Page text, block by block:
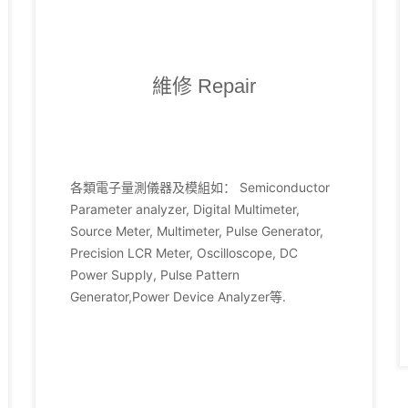
維修 Repair
各類電子量測儀器及模組如： Semiconductor
Parameter analyzer, Digital Multimeter,
Source Meter, Multimeter, Pulse Generator,
Precision LCR Meter, Oscilloscope, DC
Power Supply, Pulse Pattern
Generator,Power Device Analyzer等.